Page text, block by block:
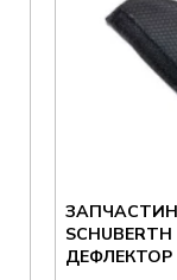
ДЕФЛЕКТОР